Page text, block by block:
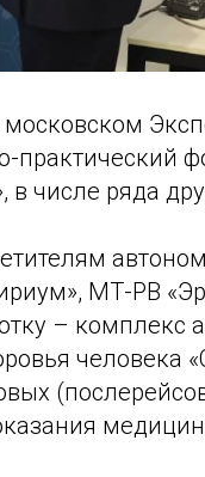
практический
, в числе ряда
МТ-РВ
– комплекс